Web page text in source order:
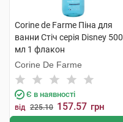
Corine de Farme Піна для
ванни Стіч серія Disney 500
мл 1 флакон
Corine De Farme
Є в наявності
від 225.10 157.57 грн